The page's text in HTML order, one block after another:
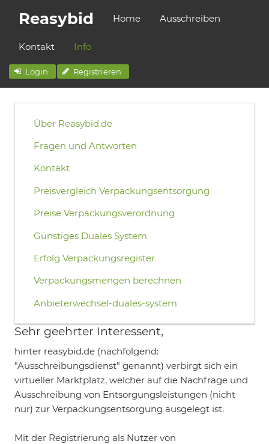
Reasybid Home Ausschreiben
Kontakt Info
Login Registrieren
Über Reasybid.de
Fragen und Antworten
Kontakt
Preisvergleich Verpackungsentsorgung
Preise Verpackungsverordnung
Günstiges Duales System
Erfolg Verpackungsregister
Verpackungsmengen berechnen
Anbieterwechsel-duales-system
Sehr geehrter Interessent,
hinter reasybid.de (nachfolgend:
"Ausschreibungsdienst" genannt) verbirgt sich ein
virtueller Marktplatz, welcher auf die Nachfrage und
Ausschreibung von Entsorgungsleistungen (nicht
nur) zur Verpackungsentsorgung ausgelegt ist.
Mit der Registrierung als Nutzer von